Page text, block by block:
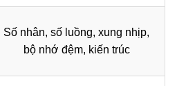
Số nhân, số luồng, xung nhịp,
bộ nhớ đệm, kiến trúc